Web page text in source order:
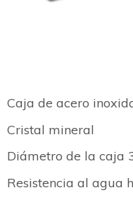
Caja de acero
Cristal mineral
Diámetro de la caja
Resistencia al agua